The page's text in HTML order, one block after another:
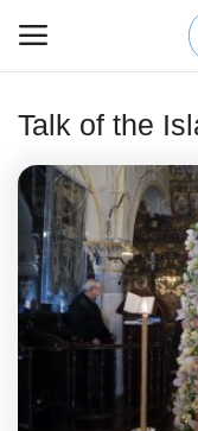
Contact Us
Politique
Business
Talk of the